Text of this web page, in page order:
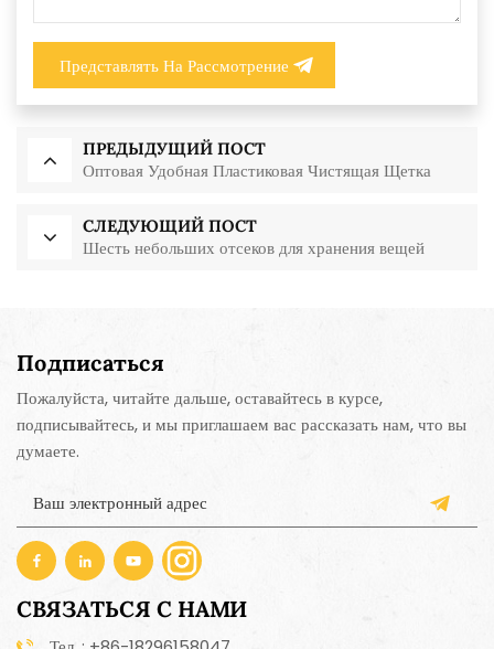
Представлять На Рассмотрение
ПРЕДЫДУЩИЙ ПОСТ
Оптовая Удобная Пластиковая Чистящая Щетка
СЛЕДУЮЩИЙ ПОСТ
Шесть небольших отсеков для хранения вещей
Подписаться
Пожалуйста, читайте дальше, оставайтесь в курсе,
подписывайтесь, и мы приглашаем вас рассказать нам, что вы
думаете.
СВЯЗАТЬСЯ С НАМИ